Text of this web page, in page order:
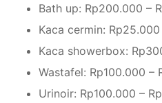
Bath up: Rp200.000 –
Kaca cermin:
Kaca showerbox:
Wastafel: Rp100.000 –
Urinoir: Rp100.000 –